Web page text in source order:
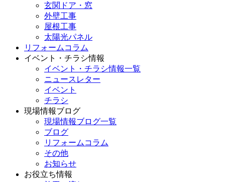
玄関ドア・窓
外壁工事
屋根工事
太陽光パネル
リフォームコラム
イベント・チラシ情報
イベント・チラシ情報一覧
ニュースレター
イベント
チラシ
現場情報ブログ
現場情報ブログ一覧
ブログ
リフォームコラム
その他
お知らせ
お役立ち情報